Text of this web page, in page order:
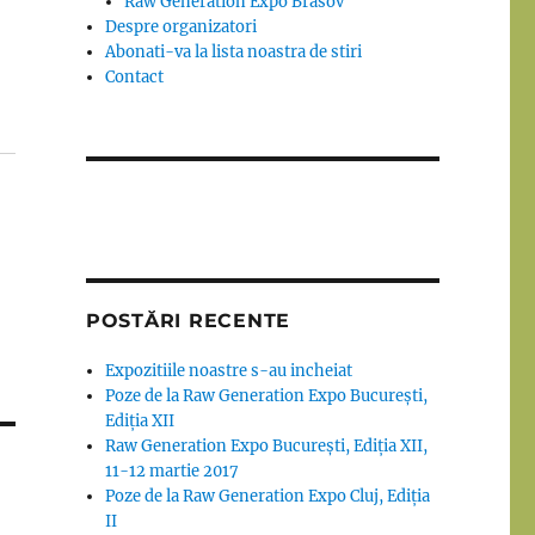
Despre organizatori
Abonati-va la lista noastra de stiri
Contact
POSTĂRI RECENTE
Expozitiile noastre s-au incheiat
Poze de la Raw Generation Expo București,
Ediția XII
Raw Generation Expo București, Ediția XII,
11-12 martie 2017
Poze de la Raw Generation Expo Cluj, Ediția
II